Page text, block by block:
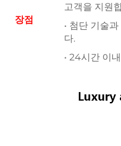
장점
고객을 지원
• 첨단 기술
다.
• 24시간 이